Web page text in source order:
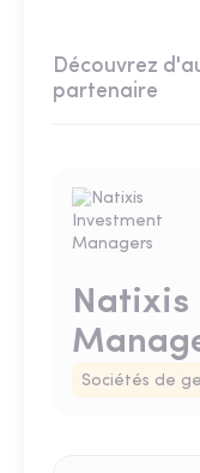
Découvrez
partenaire
Natixis
Sociétés de